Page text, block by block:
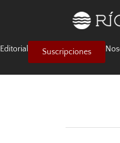
Editorial Suscripciones